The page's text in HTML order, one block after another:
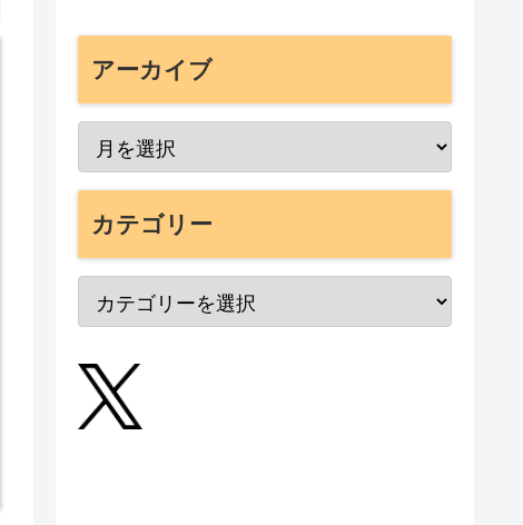
アーカイブ
カテゴリー